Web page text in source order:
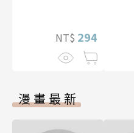
NT$ 294
漫畫最新